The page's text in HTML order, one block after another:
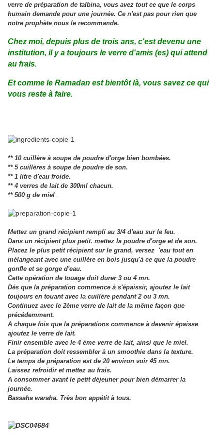
verre de préparation de talbina, vous avez tout ce que le corps
humain demande pour une journée. Ce n'est pas pour rien que
notre prophète nous le recommande.
Chez moi, depuis plus de trois ans, c'est devenu une
institution, il y a toujours le verre d'amis (es) qui attend
au frais.
Et comme le Ramadan est bientôt là, vous savez ce qui
vous reste à faire.
** 10 cuillère à soupe de poudre d'orge bien bombées.
** 5 cuillères à soupe de poudre de son.
** 1 litre d'eau froide.
** 4 verres de lait de 300ml chacun.
** 500 g de miel .
Mettez un grand récipient rempli au 3/4 d'eau sur le feu.
Dans un récipient plus petit. mettez la poudre d'orge et de son.
Placez le plus petit récipient sur le grand, versez 'eau tout en
mélangeant avec une cuillère en bois jusqu'à ce que la poudre
gonfle et se gorge d'eau.
Cette opération de touage doit durer 3 ou 4 mn.
Dés que la préparation commence à s'épaissir, ajoutez le lait
toujours en touant avec la cuillère pendant 2 ou 3 mn.
Continuez avec le 2ème verre de lait de la même façon que
précédemment.
A chaque fois que la préparations commence à devenir épaisse
ajoutez le verre de lait.
Finir ensemble avec le 4 ème verre de lait, ainsi que le miel.
La préparation doit ressembler à un smoothie dans la texture.
Le temps de préparation est de 20 environ voir 45 mn.
Laissez refroidir et mettez au frais.
A consommer avant le petit déjeuner pour bien démarrer la
journée.
Bassaha waraha. Très bon appétit à tous.